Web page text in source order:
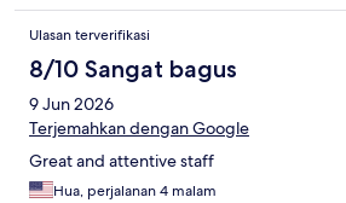
Ulasan terverifikasi
8/10 Sangat bagus
9 Jun 2026
Terjemahkan dengan Google
Great and attentive staff
Hua, perjalanan 4 malam